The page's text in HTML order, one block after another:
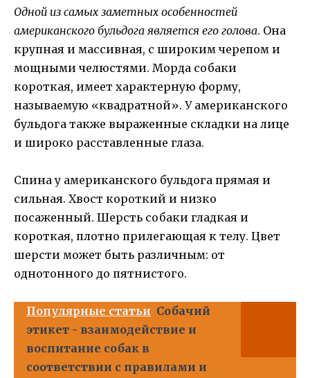
Одной из самых заметных особенностей
американского бульдога является его голова. Она
крупная и массивная, с широким черепом и
мощными челюстями. Морда собаки
короткая, имеет характерную форму,
называемую «квадратной». У американского
бульдога также выраженные складки на лице
и широко расставленные глаза.
Спина у американского бульдога прямая и
сильная. Хвост короткий и низко
посаженный. Шерсть собаки гладкая и
короткая, плотно прилегающая к телу. Цвет
шерсти может быть различным: от
однотонного до пятнистого.
Популярные статьи Собачий
этикет - взаимодействие и
воспитание собак в
соответствии с правилами и